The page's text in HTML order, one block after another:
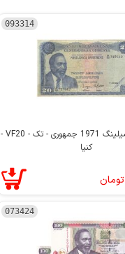
093314
اسکناس 20 شیلینگ 1971 جمهوری - تک - VF20 -
کنیا
تومان
073424